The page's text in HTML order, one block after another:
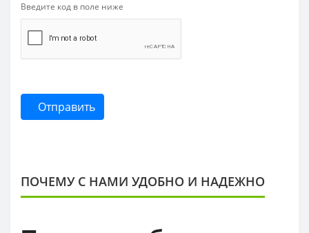
Введите код в поле ниже
Отправить
ПОЧЕМУ С НАМИ УДОБНО И НАДЕЖНО